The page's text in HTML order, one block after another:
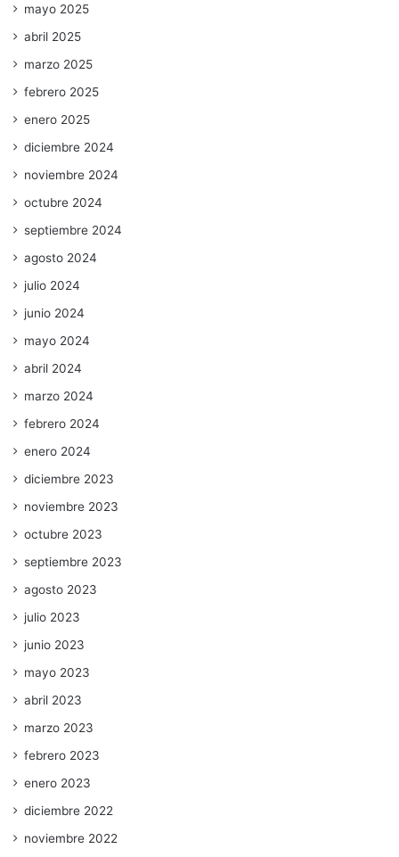
mayo 2025
abril 2025
marzo 2025
febrero 2025
enero 2025
diciembre 2024
noviembre 2024
octubre 2024
septiembre 2024
agosto 2024
julio 2024
junio 2024
mayo 2024
abril 2024
marzo 2024
febrero 2024
enero 2024
diciembre 2023
noviembre 2023
octubre 2023
septiembre 2023
agosto 2023
julio 2023
junio 2023
mayo 2023
abril 2023
marzo 2023
febrero 2023
enero 2023
diciembre 2022
noviembre 2022